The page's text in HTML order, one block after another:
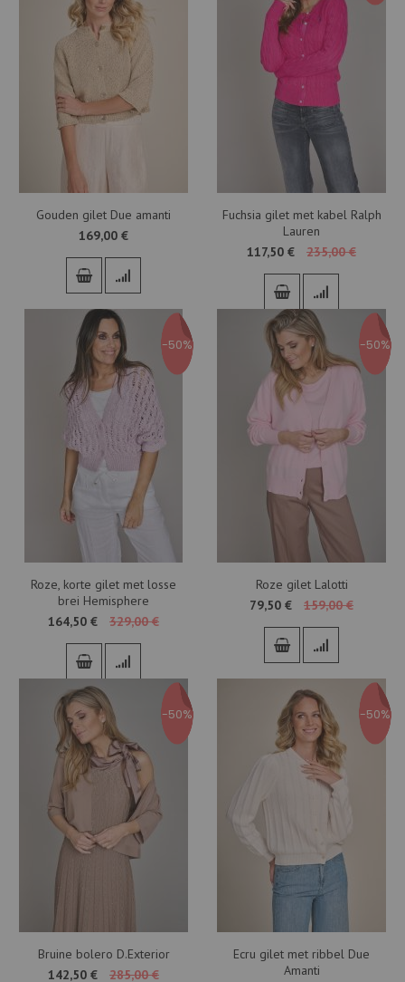
Gouden gilet Due amanti
169,00 €
Fuchsia gilet met kabel Ralph
Lauren
117,50 €
235,00 €
-50%
Roze, korte gilet met losse
brei Hemisphere
164,50 €
329,00 €
-50%
Roze gilet Lalotti
79,50 €
159,00 €
-50%
Bruine bolero D.Exterior
142,50 €
285,00 €
-50%
Ecru gilet met ribbel Due
Amanti